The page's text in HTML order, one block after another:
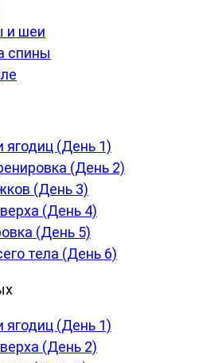
и шеи
спины
ягодиц (День 1)
(День 2)
(День 3)
(День 4)
(День 5)
тела (День 6)
ягодиц (День 1)
(День 2)